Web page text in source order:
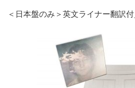
＜日本盤のみ＞英文ライナー翻訳